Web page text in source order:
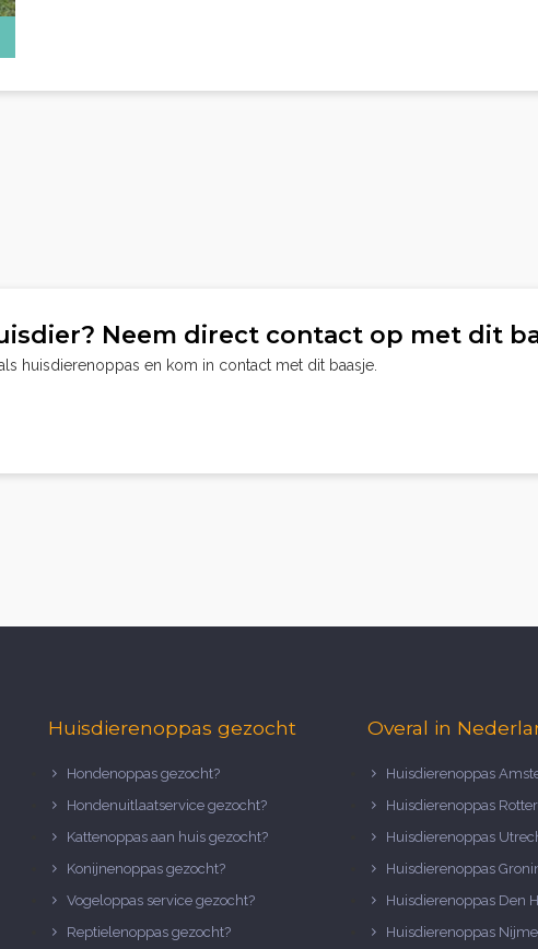
Neem direct contact op met dit
huisdierenoppas en kom in contact met dit baasje.
Huisdierenoppas gezocht
Hondenoppas gezocht?
Hondenuitlaatservice gezocht?
Kattenoppas aan huis gezocht?
Konijnenoppas gezocht?
Vogeloppas service gezocht?
Reptielenoppas gezocht?
Overal in
Huisdierenoppas
Huisdierenoppas
Huisdierenoppas
Huisdierenoppas
Huisdierenoppas Den
Huisdierenoppas